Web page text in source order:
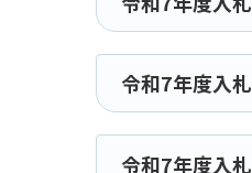
令和7年度入札
令和7年度入札